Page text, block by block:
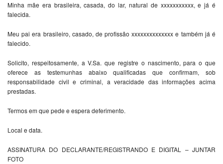
Minha mãe era brasileira, casada, do lar, natural de xxxxxxxxxxx, e já é
falecida.
Meu pai era brasileiro, casado, de profissão xxxxxxxxxxxxxx e também já é
falecido.
Solicito, respeitosamente, a V.Sa. que registre o nascimento, para o que
oferece as testemunhas abaixo qualificadas que confirmam, sob
responsabilidade civil e criminal, a veracidade das informações acima
prestadas.
Termos em que pede e espera deferimento.
Local e data.
ASSINATURA DO DECLARANTE/REGISTRANDO E DIGITAL – JUNTAR
FOTO